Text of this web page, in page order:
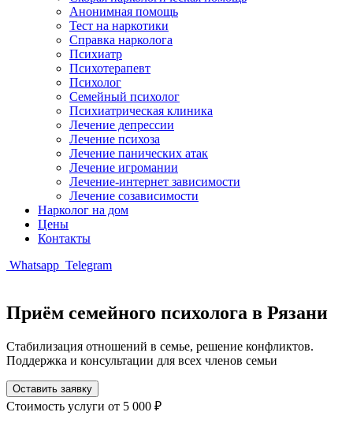
Анонимная помощь
Тест на наркотики
Справка нарколога
Психиатр
Психотерапевт
Психолог
Семейный психолог
Психиатрическая клиника
Лечение депрессии
Лечение психоза
Лечение панических атак
Лечение игромании
Лечение-интернет зависимости
Лечение созависимости
Нарколог на дом
Цены
Контакты
Whatsapp Telegram
Приём семейного психолога в Рязани
Стабилизация отношений в семье, решение конфликтов.
Поддержка и консультации для всех членов семьи
Оставить заявку
Стоимость услуги от 5 000 ₽